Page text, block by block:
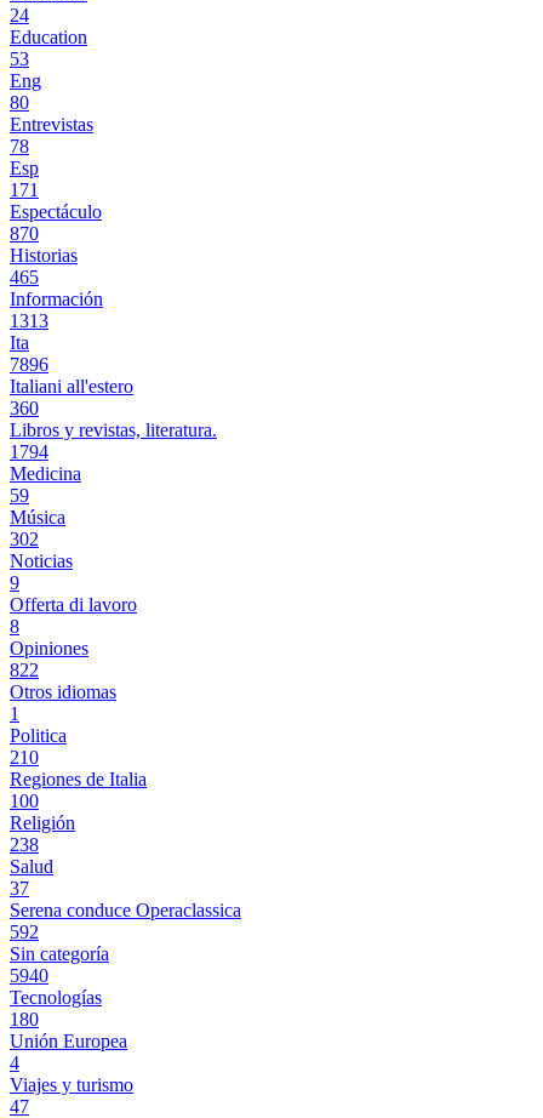
24
Education
53
Eng
80
Entrevistas
78
Esp
171
Espectáculo
870
Historias
465
Información
1313
Ita
7896
Italiani all'estero
360
Libros y revistas, literatura.
1794
Medicina
59
Música
302
Noticias
9
Offerta di lavoro
8
Opiniones
822
Otros idiomas
1
Politica
210
Regiones de Italia
100
Religión
238
Salud
37
Serena conduce Operaclassica
592
Sin categoría
5940
Tecnologías
180
Unión Europea
4
Viajes y turismo
47